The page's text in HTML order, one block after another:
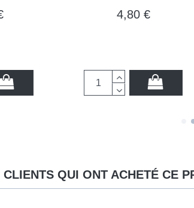
4,80 €
CLIENTS QUI ONT ACHETÉ CE